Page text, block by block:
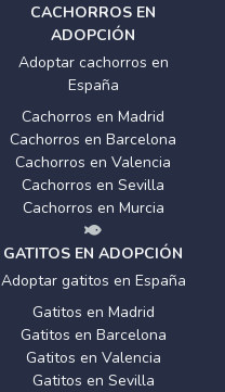
CACHORROS EN
ADOPCIÓN
Adoptar cachorros en
España
Cachorros en Madrid
Cachorros en Barcelona
Cachorros en Valencia
Cachorros en Sevilla
Cachorros en Murcia
GATITOS EN ADOPCIÓN
Adoptar gatitos en España
Gatitos en Madrid
Gatitos en Barcelona
Gatitos en Valencia
Gatitos en Sevilla